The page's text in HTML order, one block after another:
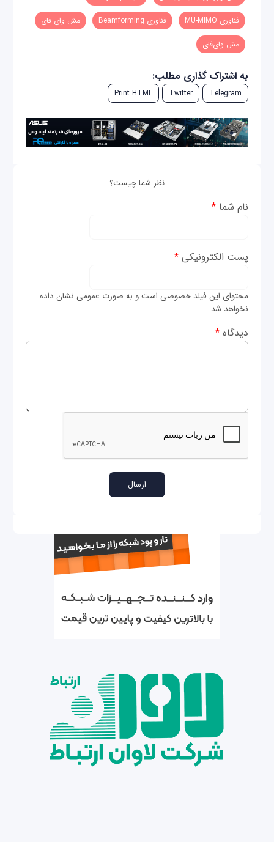
فناوری‌ MU-MIMO فناوری‌ Beamforming مش وای فای
مش وای‌فای
به اشتراک گذاری مطلب:
Telegram
Twitter
Print HTML
نظر شما چیست؟
نام شما*
پست الکترونیکی*
محتوای این فیلد خصوصی است و به صورت عمومی نشان داده
نخواهد شد.
دیدگاه*